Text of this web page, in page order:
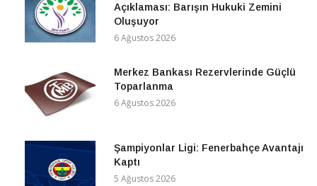
Açıklaması: Barışın Hukuki Zemini
Oluşuyor
6 Ağustos 2026
Merkez Bankası Rezervlerinde Güçlü
Toparlanma
6 Ağustos 2026
Şampiyonlar Ligi: Fenerbahçe Avantajı
Kaptı
5 Ağustos 2026